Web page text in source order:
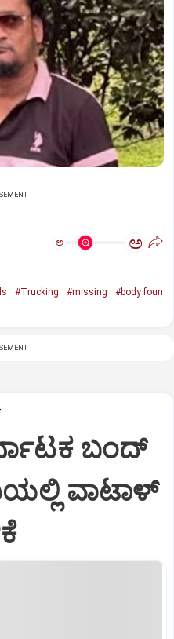
ಅ ಅ
#Trucking #missing
#body foun
ಬಂದ್
ವಾಟಾಳ್